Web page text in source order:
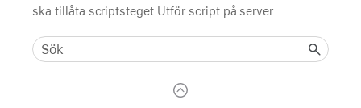
ska tillåta scriptsteget Utför script på server